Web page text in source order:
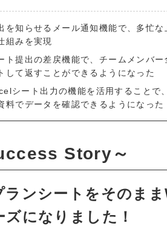
を知らせるメール通知機能で、多忙
組みを実現
ト提出の差戻機能で、チームメンバ
して返すことができるようになった
シート出力の機能を活用することで
料でデータを確認できるようになった
Story～
ランシートをそのま
になりました！